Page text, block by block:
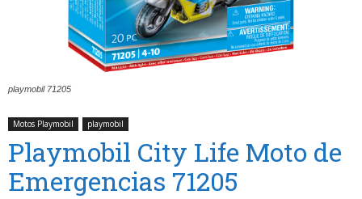
playmobil 71205
Motos Playmobil playmobil
Playmobil City Life Moto de
Emergencias 71205